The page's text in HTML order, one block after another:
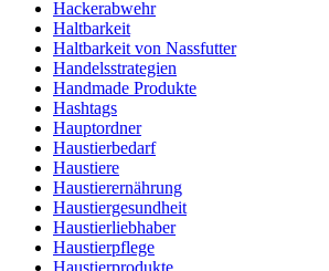
Hackerabwehr
Haltbarkeit
Haltbarkeit von Nassfutter
Handelsstrategien
Handmade Produkte
Hashtags
Hauptordner
Haustierbedarf
Haustiere
Haustierernährung
Haustiergesundheit
Haustierliebhaber
Haustierpflege